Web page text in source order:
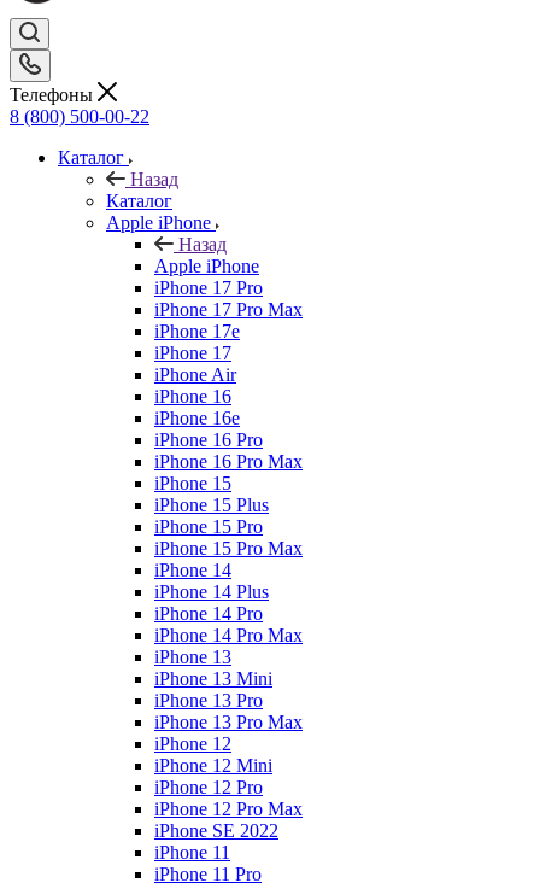
Телефоны
8 (800) 500-00-22
Каталог
Назад
Каталог
Apple iPhone
Назад
Apple iPhone
iPhone 17 Pro
iPhone 17 Pro Max
iPhone 17e
iPhone 17
iPhone Air
iPhone 16
iPhone 16e
iPhone 16 Pro
iPhone 16 Pro Max
iPhone 15
iPhone 15 Plus
iPhone 15 Pro
iPhone 15 Pro Max
iPhone 14
iPhone 14 Plus
iPhone 14 Pro
iPhone 14 Pro Max
iPhone 13
iPhone 13 Mini
iPhone 13 Pro
iPhone 13 Pro Max
iPhone 12
iPhone 12 Mini
iPhone 12 Pro
iPhone 12 Pro Max
iPhone SE 2022
iPhone 11
iPhone 11 Pro